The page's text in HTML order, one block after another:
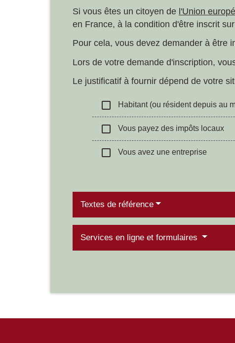
Si vous êtes un citoyen de l'Union
en France, à la condition d'être inscrit
Pour cela, vous devez demander à être
Lors de votre demande d'inscription,
Le justificatif à fournir dépend de votre
check_box_outline_blank Habitant (ou résident depuis au
check_box_outline_blank Vous payez des impôts locaux
check_box_outline_blank Vous avez une entreprise
Textes de référence
Services en ligne et formulaires